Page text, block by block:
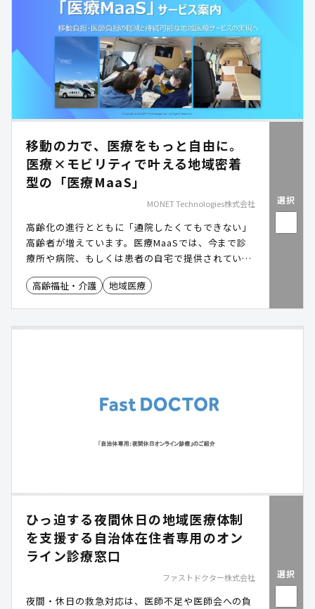
行の夜間・休日診療体制の見直しが求められている
1つでも当てはまる場合、キッズドクターが課題解
決をサポートします。 キッズドクターについて
「キッズドクター」は、看護師によるチャット健康
相談と医師によるオンライン診療を組み合わせ、住
民の受診判断支援から診療まで一気通貫で提供する
サービスです。自治体の実情に合わせた柔軟なカス
タマイズが可能で、 子育て支援施策の強化から救急
します。
移動の力で、医療をもっと自由に。
医療×モビリティで叶える地域密着
型の「医療MaaS」
MONET Technologies株式会社
高齢化の進行とともに「通院したくてもできない」
高齢者が増えています。医療MaaSでは、今まで診
療所や病院、もしくは患者の自宅で提供されていた
「医療」に「モビリティ」という機動性を与えるこ
とで、医師・患者の状況に応じて、次の一手を提供
高齢福祉・介護 地域医療
選択
ひっ迫する夜間休日の地域医療体制
を支援する自治体在住者専用のオン
ライン診療窓口
ファストドクター株式会社
夜間・休日の救急対応は、医師不足や医師会への負
選択